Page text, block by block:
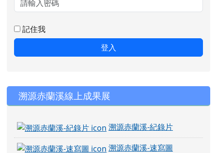
記住我
登入
右邊區域內容
溯源赤蘭溪線上成果展
溯源赤蘭溪-紀錄片
溯源赤蘭溪-速寫圖